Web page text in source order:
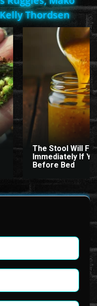
Thordsen
The Stool Will Fly
Immediately If
Before Bed